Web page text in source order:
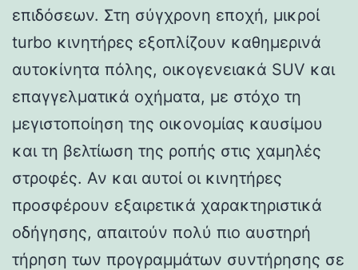
επιδόσεων. Στη σύγχρονη εποχή, μικροί
turbo κινητήρες εξοπλίζουν καθημερινά
αυτοκίνητα πόλης, οικογενειακά SUV και
επαγγελματικά οχήματα, με στόχο τη
μεγιστοποίηση της οικονομίας καυσίμου
και τη βελτίωση της ροπής στις χαμηλές
στροφές. Αν και αυτοί οι κινητήρες
προσφέρουν εξαιρετικά χαρακτηριστικά
οδήγησης, απαιτούν πολύ πιο αυστηρή
τήρηση των προγραμμάτων συντήρησης σε